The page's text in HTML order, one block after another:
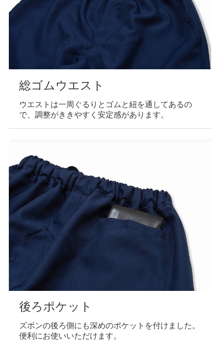
総ゴムウエスト
ウエストは一周ぐるりとゴムと紐を通してあるの
で、調整がききやすく安定感があります。
後ろポケット
ズボンの後ろ側にも深めのポケットを付けました。
便利にお使いいただけます。